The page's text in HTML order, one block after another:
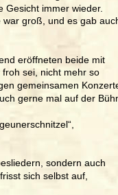
Gesicht immer wieder.
groß, und es gab
eröffneten beide mit
sei, nicht mehr so
gemeinsamen
gerne mal auf der
sondern auch
sich selbst auf,